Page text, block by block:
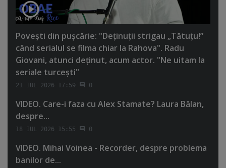
Poveşti din puşcărie: "Deţinuţii strigau „Tătuţu!”
când serialul se filma chiar la Rahova". Radu
Giovani, atunci deţinut, acum actor. "Ne uitam la
seriale turceşti"
21 IUL 2026 17:59 0
VIDEO. Care-i faza cu Alex Stamate? Laura Bălan,
despre...
18 IUL 2026 15:55 0
VIDEO. Mihai Voinea - Recorder, despre problema
banilor de...